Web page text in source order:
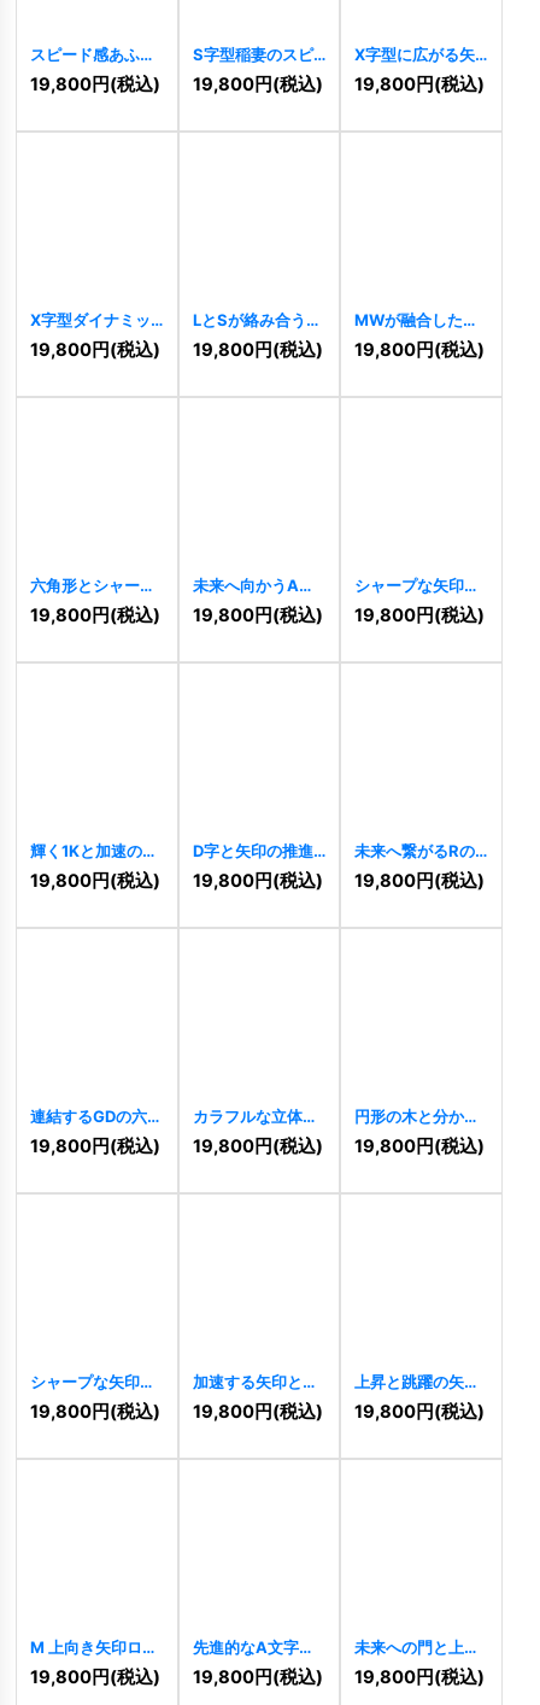
スピード感あふれ
るグラデーション
矢印ロゴ
9774]
19,800円(税込)
S字型稲妻のスピ
ードロゴ [9762]
19,800円(税込)
X字型に広がる矢
印のダイナミック
ロゴ 9756]
19,800円(税込)
X字型ダイナミッ
クアローロゴ
9758
19,800円(税込)
LとSが絡み合う幾
何学ロゴ [9752]
19,800円(税込)
MWが融合したシ
ャープな矢印ロゴ
9720
19,800円(税込)
六角形とシャープ
な連携構造のロゴ
9716
19,800円(税込)
未来へ向かうAと
安定の層ロゴ
9714]
19,800円(税込)
シャープな矢印の
推進ロゴ[9712]
19,800円(税込)
輝く1Kと加速の軌
跡ロゴ[9683]
19,800円(税込)
D字と矢印の推進
力ロゴ [9672]
19,800円(税込)
未来へ繋がるRの
成長ロゴ[9660]
19,800円(税込)
連結するGDの六角
形ロゴ[9624]
19,800円(税込)
カラフルな立体キ
ューブのロゴ
9619
19,800円(税込)
円形の木と分かち
合う実りのロゴ
9616
19,800円(税込)
シャープな矢印の
推進ロゴ [9596]
19,800円(税込)
加速する矢印とダ
イナミックな軌跡
のロゴ [9598]
19,800円(税込)
上昇と跳躍の矢印
ロゴ[9564]
19,800円(税込)
M 上向き矢印ロゴ
[9547]
19,800円(税込)
先進的なA文字ロ
ゴ[ 9523]
19,800円(税込)
未来への門と上昇
の道ロゴ[9501]
19,800円(税込)